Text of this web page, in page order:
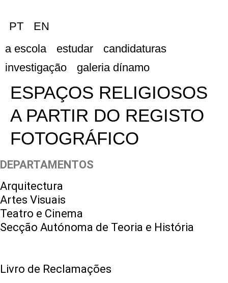
PT
EN
a escola
estudar
candidaturas
investigação
galeria dínamo
ESPAÇOS RELIGIOSOS
A PARTIR DO REGISTO
FOTOGRÁFICO
DEPARTAMENTOS
Arquitectura
Artes Visuais
Teatro e Cinema
Secção Autónoma de Teoria e História
Livro de Reclamações